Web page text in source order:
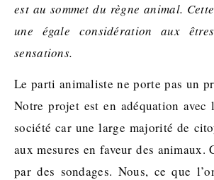
est au sommet du règne animal.
une égale considération aux
sensations.
Le parti animaliste ne porte pas un
Notre projet est en adéquation avec
société car une large majorité de
aux mesures en faveur des animaux.
par des sondages. Nous, ce que